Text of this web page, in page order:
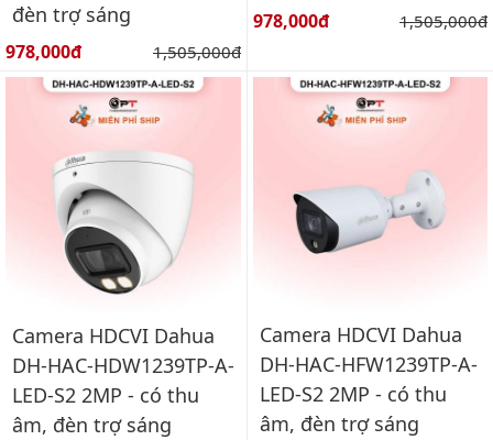
đèn trợ sáng
Giá bán:
978,000đ Giá gốc:
1,505,000đ
Giá bán:
978,000đ Giá gốc:
1,505,000đ
Camera HDCVI Dahua
DH-HAC-HDW1239TP-A-
LED-S2 2MP - có thu
âm, đèn trợ sáng
Camera HDCVI Dahua
DH-HAC-HFW1239TP-A-
LED-S2 2MP - có thu
âm, đèn trợ sáng